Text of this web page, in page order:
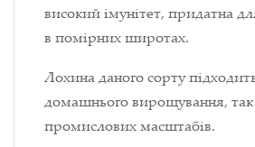
високий імунітет, придатна
в помірних широтах.
Лохина даного сорту
домашнього вирощування, так
промислових масштабів.